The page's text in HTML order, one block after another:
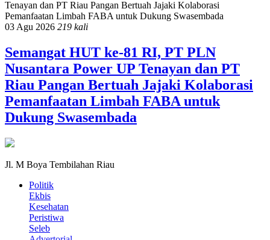
03 Agu 2026 219 kali
Semangat HUT ke-81 RI, PT PLN
Nusantara Power UP Tenayan dan PT
Riau Pangan Bertuah Jajaki Kolaborasi
Pemanfaatan Limbah FABA untuk
Dukung Swasembada
Jl. M Boya Tembilahan Riau
Politik
Ekbis
Kesehatan
Peristiwa
Seleb